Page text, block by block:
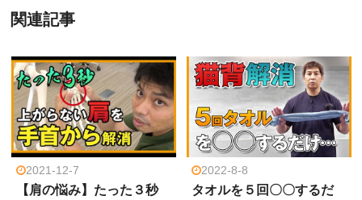
関連記事
2021-12-7
【肩の悩み】たった３秒
2022-8-8
タオルを５回〇〇するだ